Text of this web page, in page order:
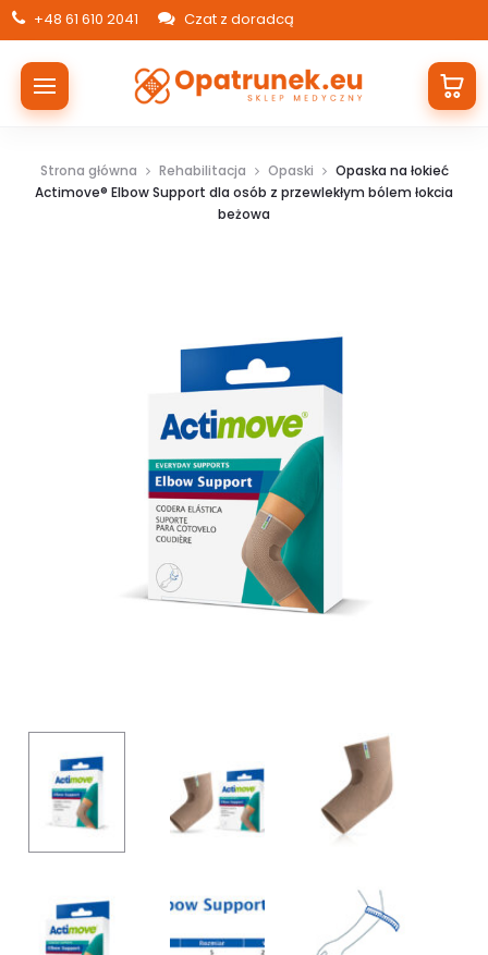
+48 61 610 2041 Czat z doradcą
Strona główna Rehabilitacja Opaski
Opaska na łokieć
Actimove® Elbow Support dla osób z przewlekłym bólem łokcia
beżowa